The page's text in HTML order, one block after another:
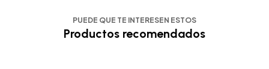
PUEDE QUE TE INTERESEN ESTOS
Productos recomendados